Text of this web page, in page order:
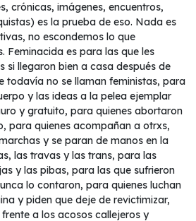
crónicas, imágenes, encuentros,
es la prueba de eso. Nada es
no escondemos lo que
Feminacida es para las que les
si llegaron bien a casa después de
todavía no se llaman feministas, para
y las ideas a la pelea ejemplar
y gratuito, para quienes abortaron
para quienes acompañan a otrxs,
y se paran de manos en la
las travas y las trans, para las
y las pibas, para las que sufrieron
lo contaron, para quienes luchan
y piden que deje de revictimizar,
a los acosos callejeros y